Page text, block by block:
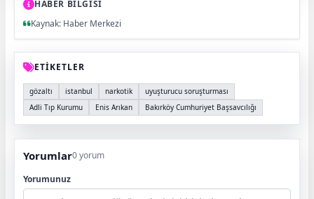
HABER BİLGİSİ
Kaynak: Haber Merkezi
ETİKETLER
gözaltı istanbul narkotik
uyuşturucu soruşturması
Adli Tıp Kurumu
Enis Arıkan Bakırköy Cumhuriyet Başsavcılığı
Yorumlar0 yorum
Yorumunuz